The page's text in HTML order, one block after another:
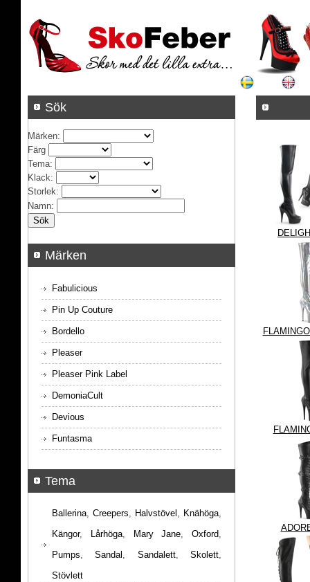
Sök
Märken:
Färg
Tema:
Klack:
Storlek:
Namn:
Märken
Fabulicious
Pin Up Couture
Bordello
Pleaser
Pleaser Pink Label
DemoniaCult
Devious
Funtasma
Tema
Ballerina, Creepers, Halvstövel , Knähöga,
Kängor, Lårhöga, Mary Jane, Oxford,
Pumps,Sandal , Sandalett,Skolett,
Stövlett